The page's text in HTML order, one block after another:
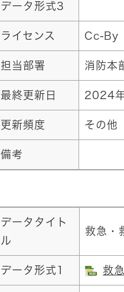
データ形式3
ライセンス Cc-By
担当部署 消防本
最終更新日 2024
更新頻度 その他
備考
データタイト
ル
救急・
データ形式1 救